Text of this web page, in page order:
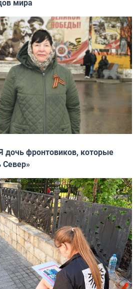
мира
дочь фронтовиков, которые
Север»